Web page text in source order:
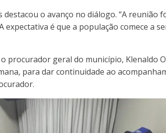
o avanço no diálogo. “A reunião
é que a população comece a
geral do município, Klenaldo
para dar continuidade ao